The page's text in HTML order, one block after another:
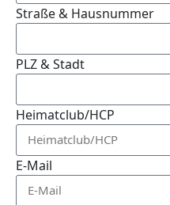
Straße & Hausnummer
PLZ & Stadt
Heimatclub/HCP
E-Mail